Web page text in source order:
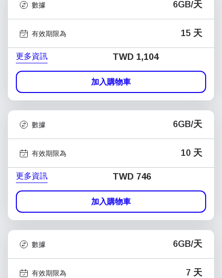
數據 6GB/天
有效期限為 15 天
更多資訊 TWD 1,104
加入購物車
數據 6GB/天
有效期限為 10 天
更多資訊 TWD 746
加入購物車
數據 6GB/天
有效期限為 7 天